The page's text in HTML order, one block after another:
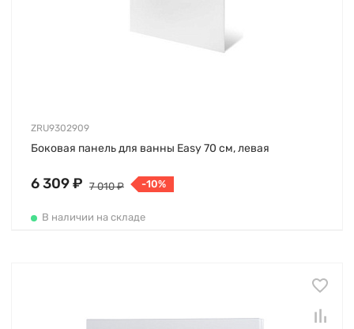
ZRU9302909
Боковая панель для ванны Easy 70 см, левая
6 309 ₽ 7 010 ₽ -10%
В наличии на складе